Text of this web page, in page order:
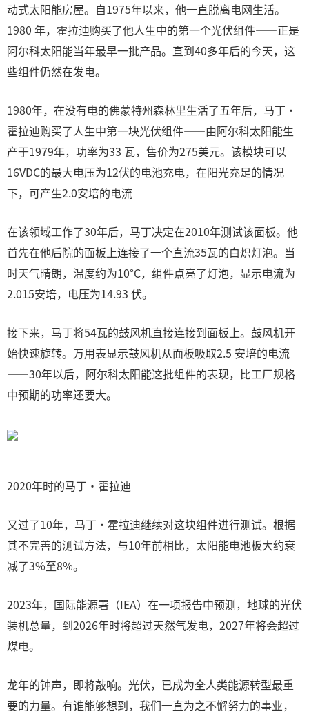
动式太阳能房屋。自1975年以来，他一直脱离电网生活。
1980 年，霍拉迪购买了他人生中的第一个光伏组件——正是
阿尔科太阳能当年最早一批产品。直到40多年后的今天，这
些组件仍然在发电。
1980年，在没有电的佛蒙特州森林里生活了五年后，马丁·
霍拉迪购买了人生中第一块光伏组件——由阿尔科太阳能生
产于1979年，功率为33 瓦，售价为275美元。该模块可以
16VDC的最大电压为12伏的电池充电，在阳光充足的情况
下，可产生2.0安培的电流
在该领域工作了30年后，马丁决定在2010年测试该面板。他
首先在他后院的面板上连接了一个直流35瓦的白炽灯泡。当
时天气晴朗，温度约为10°C，组件点亮了灯泡，显示电流为
2.015安培，电压为14.93 伏。
接下来，马丁将54瓦的鼓风机直接连接到面板上。鼓风机开
始快速旋转。万用表显示鼓风机从面板吸取2.5 安培的电流
——30年以后，阿尔科太阳能这批组件的表现，比工厂规格
中预期的功率还要大。
2020年时的马丁·霍拉迪
又过了10年，马丁·霍拉迪继续对这块组件进行测试。根据
其不完善的测试方法，与10年前相比，太阳能电池板大约衰
减了3%至8%。
2023年，国际能源署（IEA）在一项报告中预测，地球的光伏
装机总量，到2026年时将超过天然气发电，2027年将会超过
煤电。
龙年的钟声，即将敲响。光伏，已成为全人类能源转型最重
要的力量。有谁能够想到，我们一直为之不懈努力的事业，